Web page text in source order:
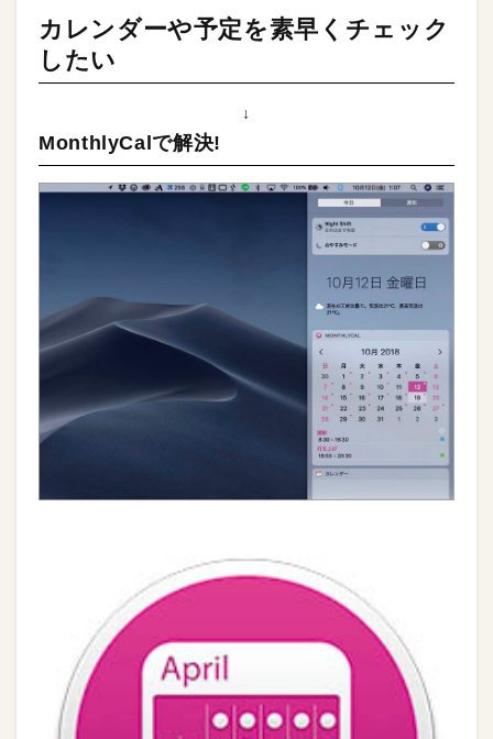
カレンダーや予定を素早くチェック
したい
↓
MonthlyCalで解決!